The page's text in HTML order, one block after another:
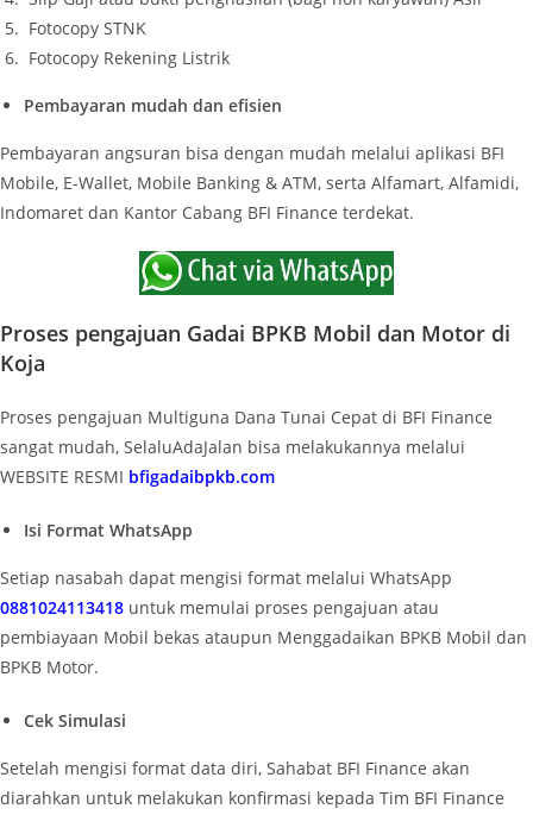
Fotocopy STNK
Fotocopy Rekening Listrik
Pembayaran mudah dan efisien
Pembayaran angsuran bisa dengan mudah melalui aplikasi BFI
Mobile, E-Wallet, Mobile Banking & ATM, serta Alfamart, Alfamidi,
Indomaret dan Kantor Cabang BFI Finance terdekat.
Proses pengajuan Gadai BPKB Mobil dan Motor di
Koja
Proses pengajuan Multiguna Dana Tunai Cepat di BFI Finance
sangat mudah, SelaluAdaJalan bisa melakukannya melalui
WEBSITE RESMI bfigadaibpkb.com
Isi Format WhatsApp
Setiap nasabah dapat mengisi format melalui WhatsApp
0881024113418 untuk memulai proses pengajuan atau
pembiayaan Mobil bekas ataupun Menggadaikan BPKB Mobil dan
BPKB Motor.
Cek Simulasi
Setelah mengisi format data diri, Sahabat BFI Finance akan
diarahkan untuk melakukan konfirmasi kepada Tim BFI Finance